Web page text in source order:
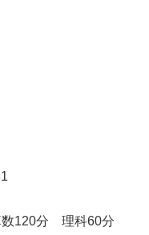
数120分 理科60分